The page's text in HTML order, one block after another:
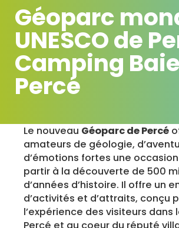
Géoparc
UNESCO de
Camping
Percé
Le nouveau Géoparc de Percé
amateurs de géologie,
d’émotions fortes une occasion
partir à la découverte de 500
d’années d’histoire. Il offre un
d’activités et d’attraits, conçu
l’expérience des visiteurs dans
Percé et au coeur du réputé